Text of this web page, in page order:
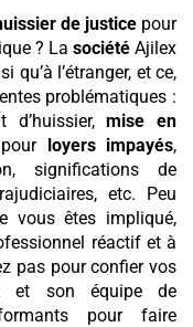
de justice pour
? La sociétéAjilex
l’étranger, et ce,
problématiques :
d’huissier,mise en
loyers impayés,
significations de
etc. Peu
vous êtes impliqué,
réactif et à
pas pour confier vos
et son équipe de
pour faire